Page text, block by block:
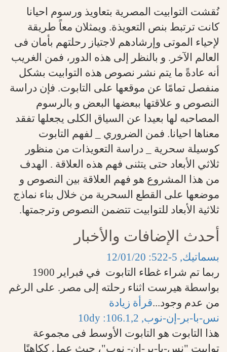
نُقشت التوابيت المصرية بتعاويذ ورسوم احيانا
كانت ترتبط بنص التعويذة. ويمثلان معاً طريقة
لإحياء الموتى وإرشادهم لاجتياز رحلتهم بأمان فى
العالم الآخر. و بالنظر إلى هذه الدور، فمن الغريب
أنه عادةً ما يتم نشر نصوص هذه التوابيت بشكل
منفصل تمامًا عن موقعها على التابوت. فإن دراسة
النصوص و علاقتها ببعضها البعض و بالرسوم
المصاحبه لها بعيدا عن السياق الكلى يجعلها تفقد
معناها احيانا. فمن الضروري _ لفهم التابوت
كوسيلة سحرية _ دراسة التعويذات من منظور
ثلاثي الأبعاد حتى يتثنى فهم هذه العلاقة . الهدف
من هذا المشروع هو فهم العلاقة بين النصوص و
موضعها على القطع السحرية من خلال بناء نماذج
ثلاثية الأبعاد للتوابيت تتضمن النصوص وترجمتها.
أحدث الإضافات والأخبار
بسماتيك, 5-522: 12/01/20
ربما تم شراء غطاء التابوت في فبراير 1900
بواسطة هيرست اثناء رحلته إلى مصر. على الرغم
من عدم وجود...قرأة زيادة
نس-با-بر-إن-نوب, 106.1,2: 10dy
هذا التابوت هو التابوت الأوسط فى مجموعة
توابيت "نس-با-بر-إن- نوب"، حيث عمل ككاهنًا